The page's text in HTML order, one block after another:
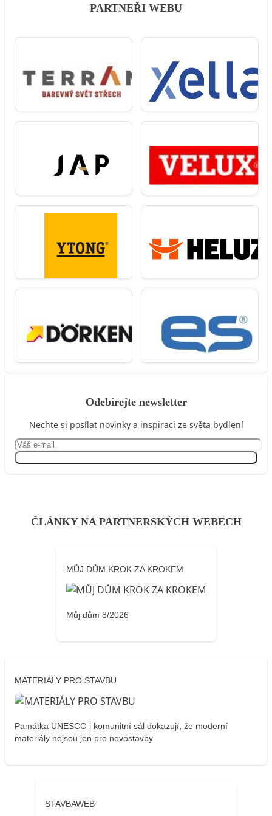
PARTNEŘI WEBU
Odebírejte newsletter
Nechte si posílat novinky a inspiraci ze světa bydlení
ČLÁNKY NA PARTNERSKÝCH WEBECH
MŮJ DŮM KROK ZA KROKEM
Můj dům 8/2026
MATERIÁLY PRO STAVBU
Památka UNESCO i komunitní sál dokazují, že moderní
materiály nejsou jen pro novostavby
STAVBAWEB